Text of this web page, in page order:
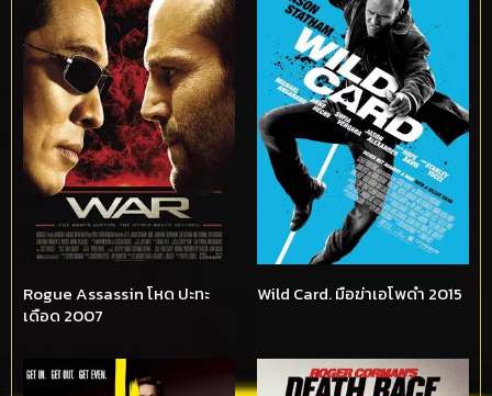
Rogue Assassin โหด ปะทะ
เดือด 2007
Wild Card. มือฆ่าเอโพดำ 2015